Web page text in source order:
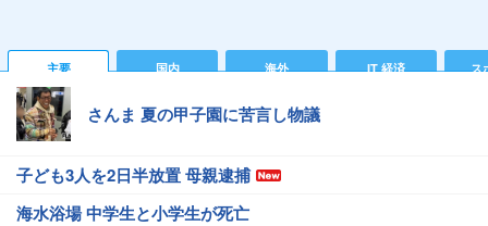
主要 国内 海外 IT 経済 ス
さんま 夏の甲子園に苦言し物議
子ども3人を2日半放置 母親逮捕
海水浴場 中学生と小学生が死亡